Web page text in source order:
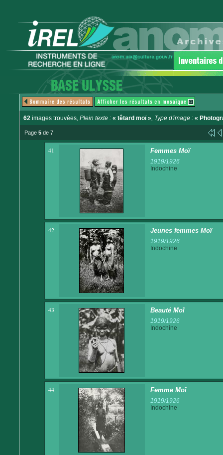
62 images trouvées, Plein texte : « têtard moï », Type d'image : «
Page 5 de 7
41 Femmes Moï
1919/1926
Indochine
42 Jeunes femmes Moï
1919/1926
Indochine
43 Beauté Moï
1919/1926
Indochine
44 Femme Moï
1919/1926
Indochine